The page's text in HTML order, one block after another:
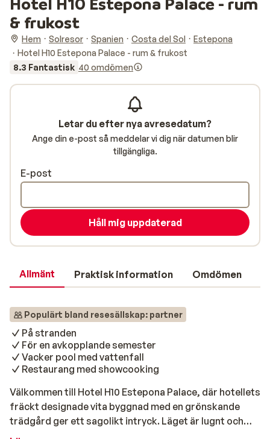
& frukost
Hem Solresor Spanien Costa del Sol
Estepona
Hotel H10 Estepona Palace - rum & frukost
8.3 Fantastisk 40 omdömen
Allmänt Praktisk information Omdömen
Populärt bland resesällskap: partner
På stranden
För en avkopplande semester
Vacker pool med vattenfall
Restaurang med showcooking
Välkommen till Hotel H10 Estepona Palace, där hotellets
fräckt designade vita byggnad med en grönskande
trädgård ger ett sagolikt intryck. Läget är lugnt och
strandnära utanför Estepona. Här trivs familjer och par
Letar du efter nya avresedatum?
Ange din e-post så meddelar vi dig när datumen blir
tillgängliga.
E-post
Håll mig uppdaterad